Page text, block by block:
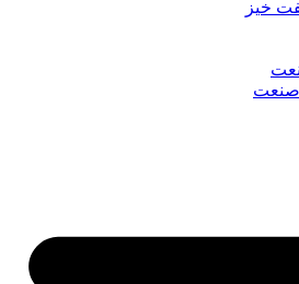
خیز
صنعت